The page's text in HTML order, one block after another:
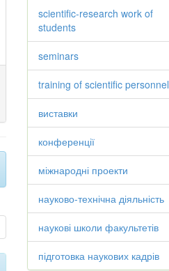
scientific-research work of
students
seminars
training of scientific personnel
виставки
конференції
міжнародні проекти
науково-технічна діяльність
наукові школи факультетів
підготовка наукових кадрів